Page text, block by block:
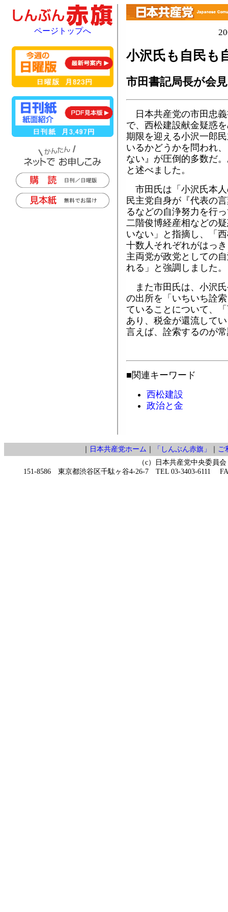
小沢氏も自民も
市田書記局長が会見
日本共産党の市田忠
で、西松建設献金疑惑
期限を迎える小沢一郎
いるかどうかを問われ
ない』が圧倒的多数だ
と述べました。
市田氏は「小沢氏本
民主党自身が『代表の
るなどの自浄努力を行
二階俊博経産相などの
いない」と指摘し、「
十数人それぞれがはっ
主両党が政党としての
れる」と強調しました。
また市田氏は、小沢
の出所を「いちいち詮
ていることについて、
あり、税金が還流して
言えば、詮索するのが
■関連キーワード
西松建設
政治と金
ページトップへ
｜ 日本共産党ホーム ｜ 「しんぶん赤旗」 ｜ ご
（c）日本共産党中央委員会
151-8586 東京都渋谷区千駄ヶ谷4-26-7 TEL 03-3403-6111